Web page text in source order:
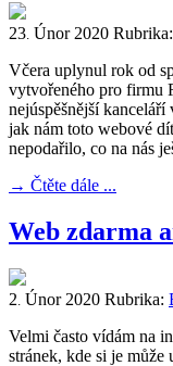
23 Únor 2020 Rubrika:
Včera uplynul rok od
vytvořeného pro firmu
nejúspěšnější
jak nám toto webové
nepodařilo, co na nás
→ Čtěte dále ...
Web zdarma
2 Únor 2020 Rubrika:
Velmi často vídám na
stránek, kde si je